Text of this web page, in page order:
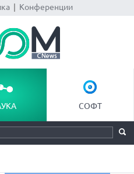
| Конференции
СОФТ